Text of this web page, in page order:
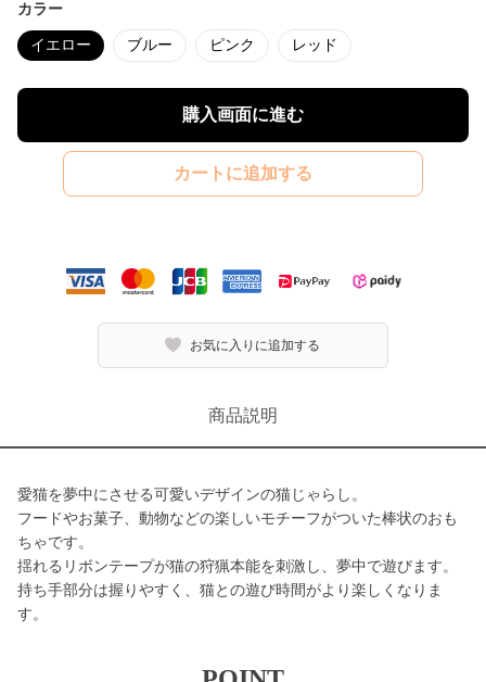
カラー
イエロー ブルー ピンク レッド
購入画面に進む
カートに追加する
お気に入りに追加する
商品説明
愛猫を夢中にさせる可愛いデザインの猫じゃらし。
フードやお菓子、動物などの楽しいモチーフがついた棒状のおも
ちゃです。
揺れるリボンテープが猫の狩猟本能を刺激し、夢中で遊びます。
持ち手部分は握りやすく、猫との遊び時間がより楽しくなりま
す。